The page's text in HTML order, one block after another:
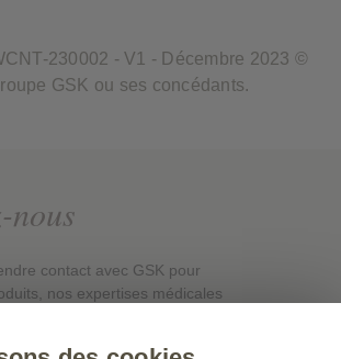
230002 - V1 - Décembre 2023 ©
GSK ou ses concédants.
nous
contact avec GSK pour
nos expertises médicales